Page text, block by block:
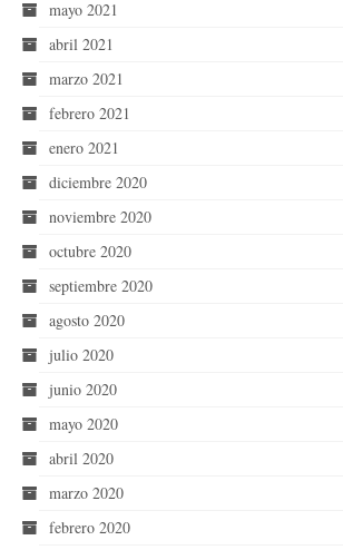
mayo 2021
abril 2021
marzo 2021
febrero 2021
enero 2021
diciembre 2020
noviembre 2020
octubre 2020
septiembre 2020
agosto 2020
julio 2020
junio 2020
mayo 2020
abril 2020
marzo 2020
febrero 2020